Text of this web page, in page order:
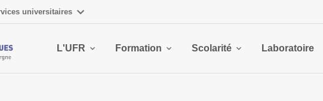
universitaires
L'UFR Formation Scolarité Laboratoire